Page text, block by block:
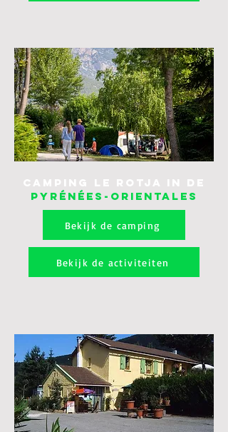
Camping Le Rotja in de
Pyrénées-Orientales
Bekijk de camping
Bekijk de activiteiten